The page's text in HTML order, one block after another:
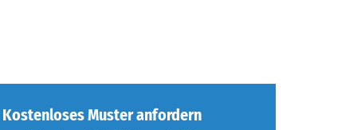
Kostenloses Muster anfordern